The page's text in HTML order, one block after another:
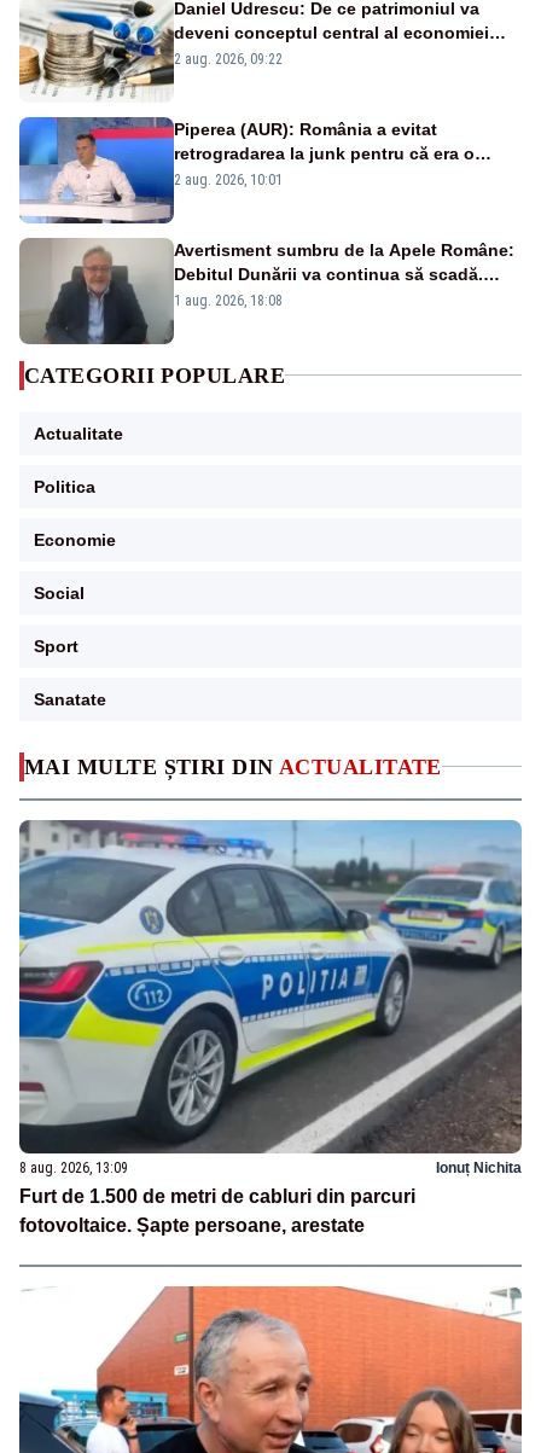
MAI MULTE ȘTIRI DIN ACTUALITATE
8 aug. 2026, 13:09 Ionuț Nichita
Furt de 1.500 de metri de cabluri din parcuri
fotovoltaice. Șapte persoane, arestate
Daniel Udrescu: De ce patrimoniul va
deveni conceptul central al economiei
viitoare?
2 aug. 2026, 09:22
Piperea (AUR): România a evitat
retrogradarea la junk pentru că era o
catastrofă pentru bănci și fondurile de
2 aug. 2026, 10:01
Avertisment sumbru de la Apele Române:
Debitul Dunării va continua să scadă.
Cernavodă s-ar putea închide în 4 zile
1 aug. 2026, 18:08
CATEGORII POPULARE
Actualitate
Politica
Economie
Social
Sport
Sanatate